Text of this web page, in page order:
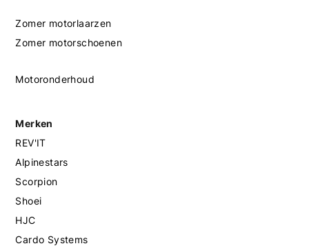
Zomer motorlaarzen
Zomer motorschoenen
Motoronderhoud
Merken
REV'IT
Alpinestars
Scorpion
Shoei
HJC
Cardo Systems